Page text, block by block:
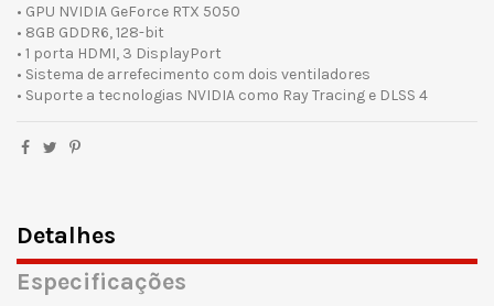
• GPU NVIDIA GeForce RTX 5050
• 8GB GDDR6, 128-bit
• 1 porta HDMI, 3 DisplayPort
• Sistema de arrefecimento com dois ventiladores
• Suporte a tecnologias NVIDIA como Ray Tracing e DLSS 4
Detalhes
Especificações